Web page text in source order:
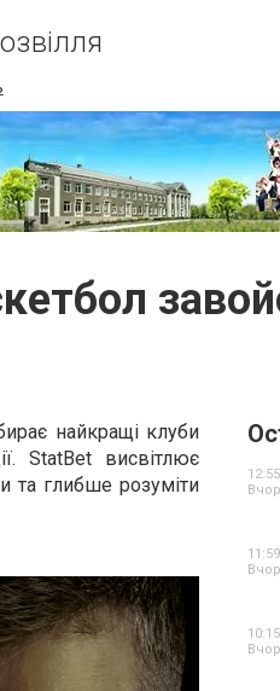
найкращі клуби
StatBet висвітлює
та глибше розуміти